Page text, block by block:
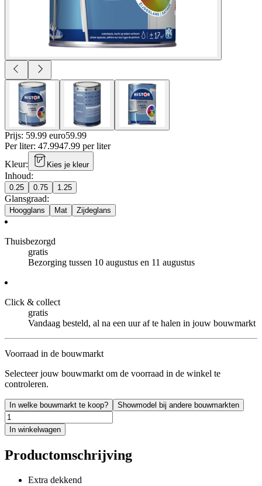
Prijs: 59.99 euro59.99
Per liter: 47.9947.99 per liter
Kleur: Kies je kleur
Inhoud:
0.25 0.75 1.25
Glansgraad:
Hoogglans Mat Zijdeglans
Thuisbezorgd
gratis
Bezorging tussen 10 augustus en 11 augustus
Click & collect
gratis
Vandaag besteld, al na een uur af te halen in jouw bouwmarkt
Voorraad in de bouwmarkt
Selecteer jouw bouwmarkt om de voorraad in de winkel te
controleren.
In welke bouwmarkt te koop? Showmodel bij andere bouwmarkten
In winkelwagen
Productomschrijving
Extra dekkend